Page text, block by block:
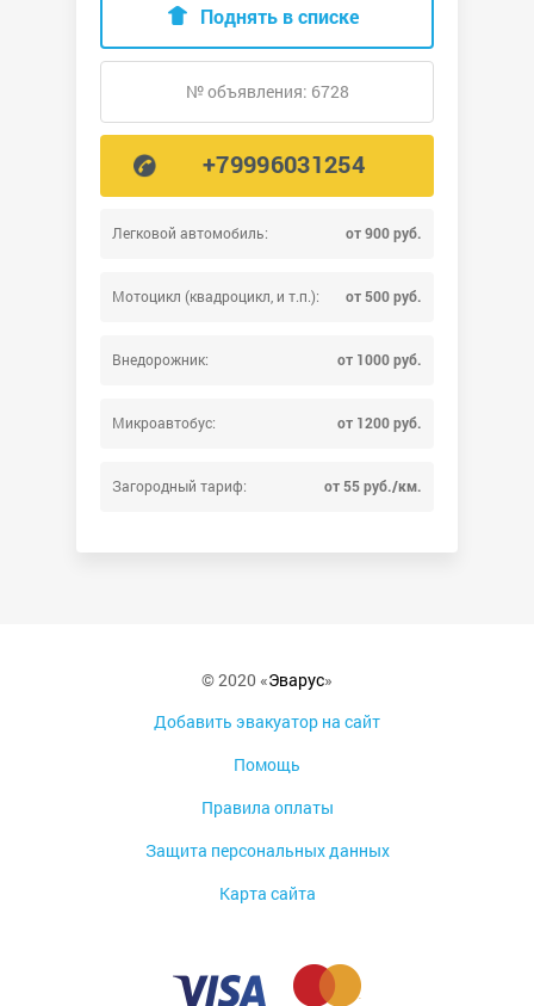
Легковой автомобиль: от 900 руб.
Мотоцикл (квадроцикл, и т.п.): от 500 руб.
Внедорожник: от 1000 руб.
Микроавтобус: от 1200 руб.
Загородный тариф: от 55 руб./км.
Поднять в списке
№ объявления: 6728
+79996031254
© 2020 «Эварус»
Добавить эвакуатор на сайт
Помощь
Правила оплаты
Защита персональных данных
Карта сайта